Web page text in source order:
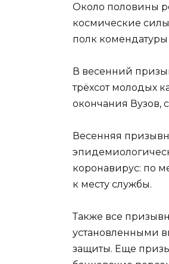
Около половины
космические
полк
В весенний
трёхсот молодых
окончания Вузов,
Весенняя
коронавирус: по
к месту службы.
Также все
установленными
защиты. Еще